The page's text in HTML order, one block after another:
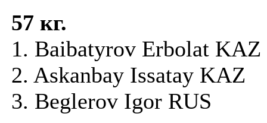
57 кг.
1. Baibatyrov Erbolat KAZ
2. Askanbay Issatay KAZ
3. Beglerov Igor RUS